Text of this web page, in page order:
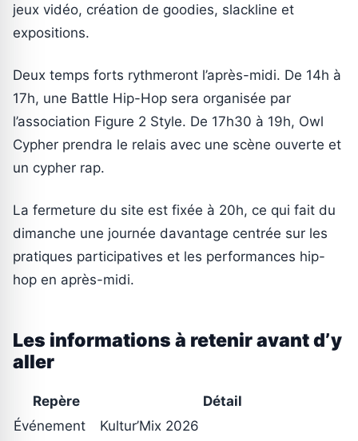
jeux vidéo, création de goodies, slackline et
expositions.
Deux temps forts rythmeront l’après-midi. De 14h à
17h, une Battle Hip-Hop sera organisée par
l’association Figure 2 Style. De 17h30 à 19h, Owl
Cypher prendra le relais avec une scène ouverte et
un cypher rap.
La fermeture du site est fixée à 20h, ce qui fait du
dimanche une journée davantage centrée sur les
pratiques participatives et les performances hip-
hop en après-midi.
Les informations à retenir avant d’y
aller
Repère
Détail
Événement
Kultur’Mix 2026